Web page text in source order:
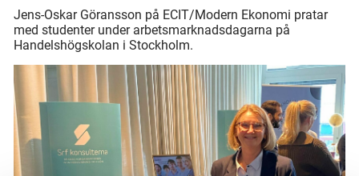
Jens-Oskar Göransson på ECIT/Modern Ekonomi pratar
med studenter under arbetsmarknadsdagarna på
Handelshögskolan i Stockholm.